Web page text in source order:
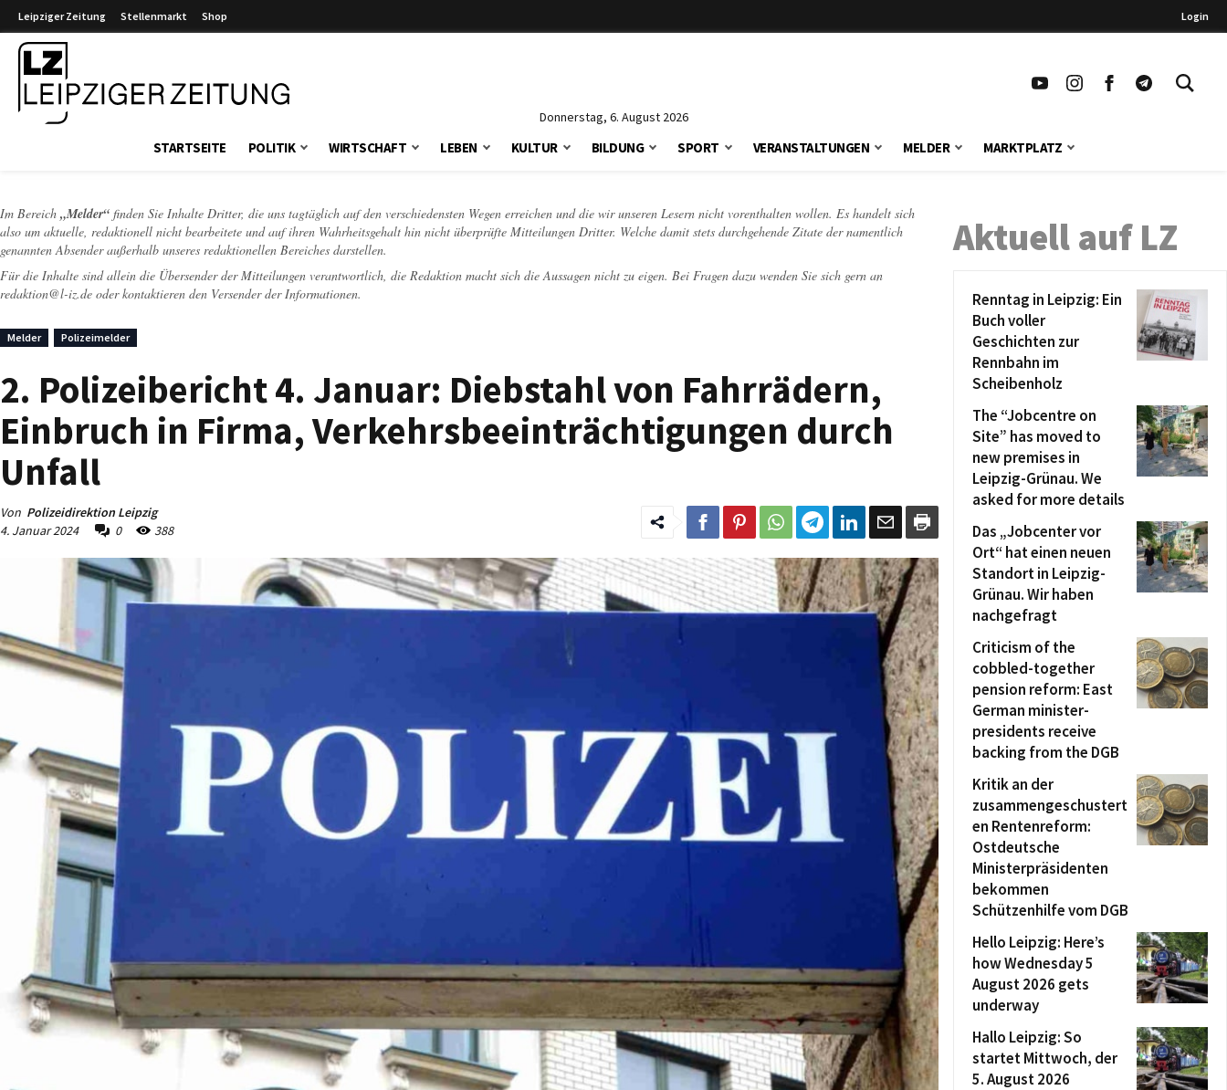
Leipziger Zeitung Stellenmarkt Shop Login
Donnerstag, 6. August 2026
STARTSEITE POLITIK WIRTSCHAFT LEBEN KULTUR BILDUNG SPORT VERANSTALTUNGEN MELDER MARKTPLATZ
Im Bereich „Melder“ finden Sie Inhalte Dritter, die uns tagtäglich auf den verschiedensten Wegen erreichen und die wir unseren Lesern nicht vorenthalten wollen. Es handelt sich
also um aktuelle, redaktionell nicht bearbeitete und auf ihren Wahrheitsgehalt hin nicht überprüfte Mitteilungen Dritter. Welche damit stets durchgehende Zitate der namentlich
genannten Absender außerhalb unseres redaktionellen Bereiches darstellen.
Für die Inhalte sind allein die Übersender der Mitteilungen verantwortlich, die Redaktion macht sich die Aussagen nicht zu eigen. Bei Fragen dazu wenden Sie sich gern an
redaktion@l-iz.de oder kontaktieren den Versender der Informationen.
Melder Polizeimelder
2. Polizeibericht 4. Januar: Diebstahl von Fahrrädern,
Einbruch in Firma, Verkehrsbeeinträchtigungen durch
Unfall
Von Polizeidirektion Leipzig
4. Januar 2024
0 388
Aktuell auf LZ
Renntag in Leipzig: Ein
Buch voller
Geschichten zur
Rennbahn im
Scheibenholz
The “Jobcentre on
Site” has moved to
new premises in
Leipzig-Grünau. We
asked for more details
Das „Jobcenter vor
Ort“ hat einen neuen
Standort in Leipzig-
Grünau. Wir haben
nachgefragt
Criticism of the
cobbled-together
pension reform: East
German minister-
presidents receive
backing from the DGB
Kritik an der
zusammengeschustert
en Rentenreform:
Ostdeutsche
Ministerpräsidenten
bekommen
Schützenhilfe vom DGB
Hello Leipzig: Here’s
how Wednesday 5
August 2026 gets
underway
Hallo Leipzig: So
startet Mittwoch, der
5. August 2026